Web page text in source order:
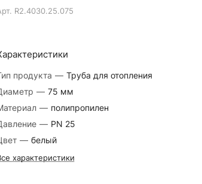
R2.4030.25.075
продукта — Труба для отопления
— 75 мм
— полипропилен
— PN 25
— белый
характеристики